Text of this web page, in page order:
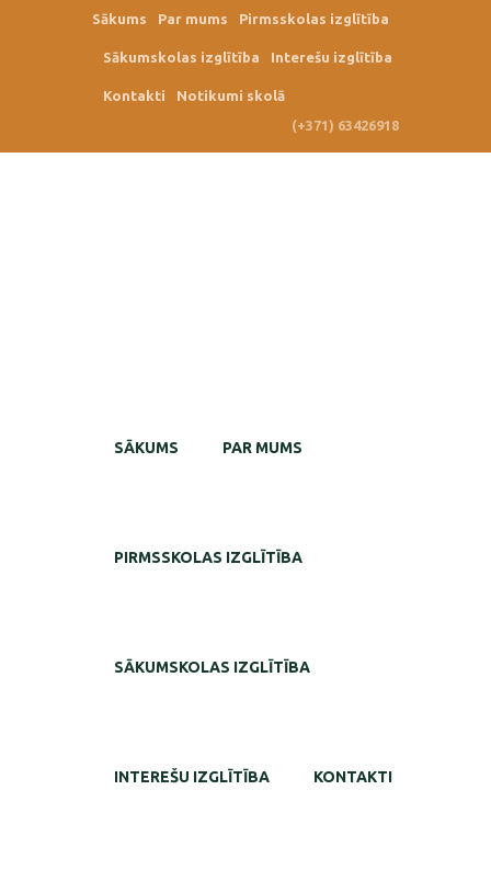
Sākums Par mums Pirmsskolas izglītība
Sākumskolas izglītība Interešu izglītība
Kontakti
Notikumi skolā
(+371) 63426918
SĀKUMS PAR MUMS
PIRMSSKOLAS IZGLĪTĪBA
SĀKUMSKOLAS IZGLĪTĪBA
INTEREŠU IZGLĪTĪBA KONTAKTI